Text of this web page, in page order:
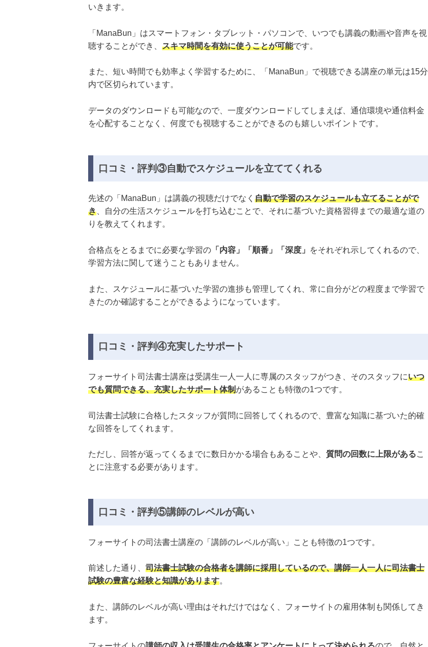
いきます。
「ManaBun」はスマートフォン・タブレット・パソコンで、いつでも講義の動画や音声を視
聴することができ、 スキマ時間を有効に使うことが可能です。
また、短い時間でも効率よく学習するために、「ManaBun」で視聴できる講座の単元は15分
内で区切られています。
データのダウンロードも可能なので、一度ダウンロードしてしまえば、通信環境や通信料金
を心配することなく、何度でも視聴することができるのも嬉しいポイントです。
口コミ・評判③自動でスケジュールを立ててくれる
先述の「ManaBun」は講義の視聴だけでなく 自動で学習のスケジュールも立てることがで
き 、自分の生活スケジュールを打ち込むことで、それに基づいた資格習得までの最適な道の
りを教えてくれます。
合格点をとるまでに必要な学習の 「内容」「順番」「深度」
をそれぞれ示してくれるので、
学習方法に関して迷うこともありません。
また、スケジュールに基づいた学習の進捗も管理してくれ、常に自分がどの程度まで学習で
きたのか確認することができるようになっています。
口コミ・評判④充実したサポート
フォーサイト司法書士講座は受講生一人一人に専属のスタッフがつき、そのスタッフにいつ
でも質問できる、充実したサポート体制があることも特徴の1つです。
司法書士試験に合格したスタッフが質問に回答してくれるので、豊富な知識に基づいた的確
な回答をしてくれます。
ただし、回答が返ってくるまでに数日かかる場合もあることや、 質問の回数に上限があるこ
とに注意する必要があります。
口コミ・評判⑤講師のレベルが高い
フォーサイトの司法書士講座の「講師のレベルが高い」ことも特徴の1つです。
前述した通り、 司法書士試験の合格者を講師に採用しているので、講師一人一人に司法書士
試験の豊富な経験と知識があります。
また、講師のレベルが高い理由はそれだけではなく、フォーサイトの雇用体制も関係してき
ます。